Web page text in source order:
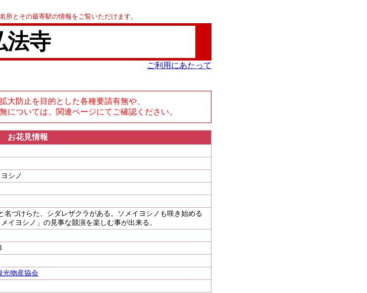
所とその最寄駅の情報をご覧いただけます。
法寺
ご利用にあたって
大防止を目的とした各種要請有無や、
については、関連ページにてご確認ください。
お花見情報
シノ
名づけらた、シダレザクラがある。ソメイヨシノも咲き始める
イヨシノ」の見事な競演を楽しむ事が出来る。
光物産協会